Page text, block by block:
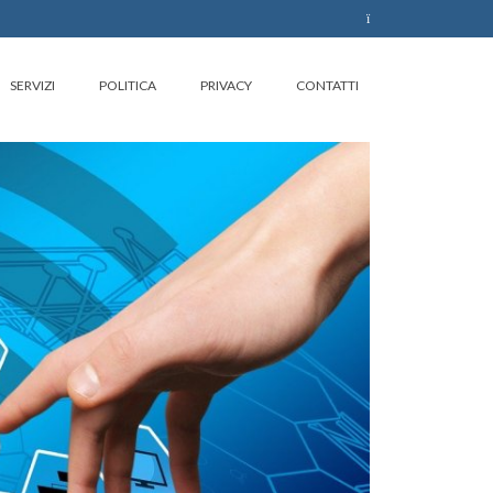
SERVIZI POLITICA PRIVACY CONTATTI